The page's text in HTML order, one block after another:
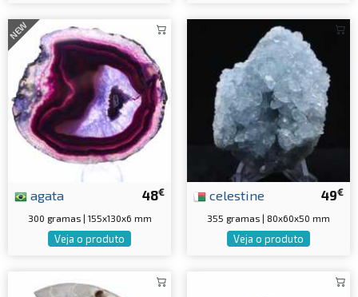
NEW
48€
agata
300 gramas | 155x130x6 mm
Veja o produto
49€
celestine
355 gramas | 80x60x50 mm
Veja o produto